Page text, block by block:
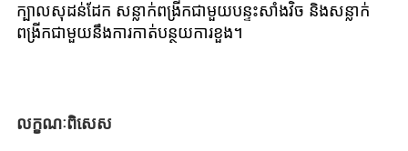
ក្បាលសុដន់ដែក សន្លាក់ពង្រីកជាមួយបន្ទះសាំងវិច និងសន្លាក់
ពង្រីកជាមួយនឹងការកាត់បន្ថយការខួង។
លក្ខណៈពិសេស